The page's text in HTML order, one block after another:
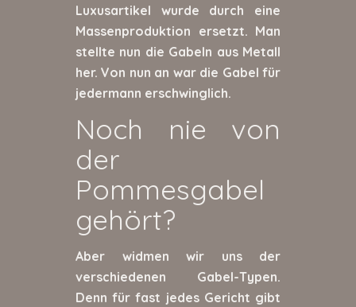
Luxusartikel wurde durch eine
Massenproduktion ersetzt. Man
stellte nun die Gabeln aus Metall
her. Von nun an war die Gabel für
jedermann erschwinglich.
Noch nie von
der
Pommesgabel
gehört?
Aber widmen wir uns der
verschiedenen Gabel-Typen.
Denn für fast jedes Gericht gibt